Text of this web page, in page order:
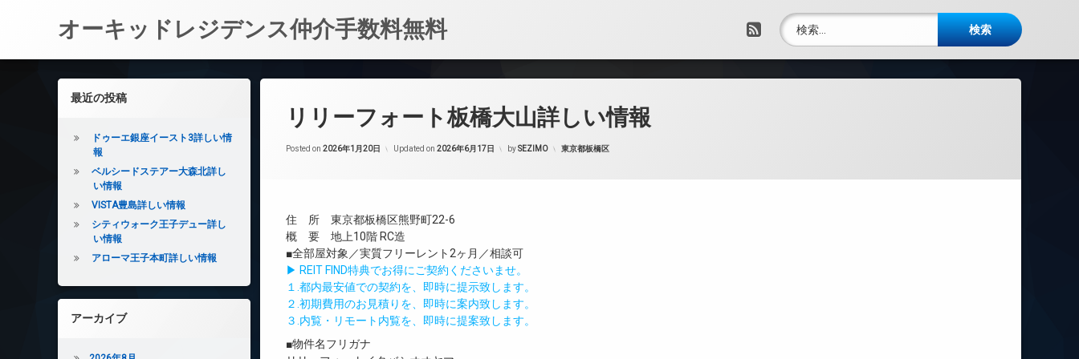
オーキッドレジデンス仲介手数料無料 RSS
検索:
リリーフォート板橋大山詳しい情報
Posted on 2026年1月20日 Updated on 2026年6月17日 bySEZIMO カテゴリー:
東京都板橋区
住 所 東京都板橋区熊野町22-6
概 要 地上10階 RC造
■全部屋対象／実質フリーレント2ヶ月／相談可
▶ REIT FIND特典でお得にご契約くださいませ。
１.都内最安値での契約を、即時に提示致します。
２.初期費用のお見積りを、即時に案内致します。
３.内覧・リモート内覧を、即時に提案致します。
■物件名フリガナ
左サイドバー
最近の投稿
ドゥーエ銀座イースト3詳しい情
報
ベルシードステアー大森北詳し
い情報
VISTA豊島詳しい情報
シティウォーク王子デュー詳し
い情報
アローマ王子本町詳しい情報
アーカイブ